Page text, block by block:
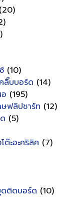
(20)
(10)
ลิ๊บบอร์ด (14)
(195)
ษฟลิปชาร์ท (12)
(5)
ต๊ะอะคริลิค (7)
ติดบอร์ด (10)